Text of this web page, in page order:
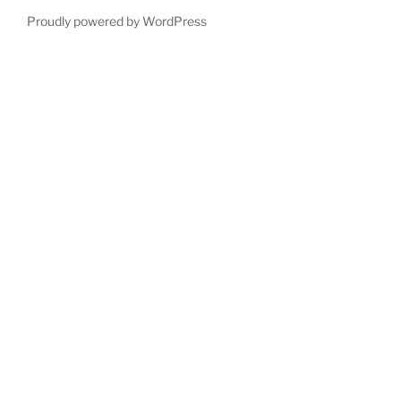
Proudly powered by WordPress